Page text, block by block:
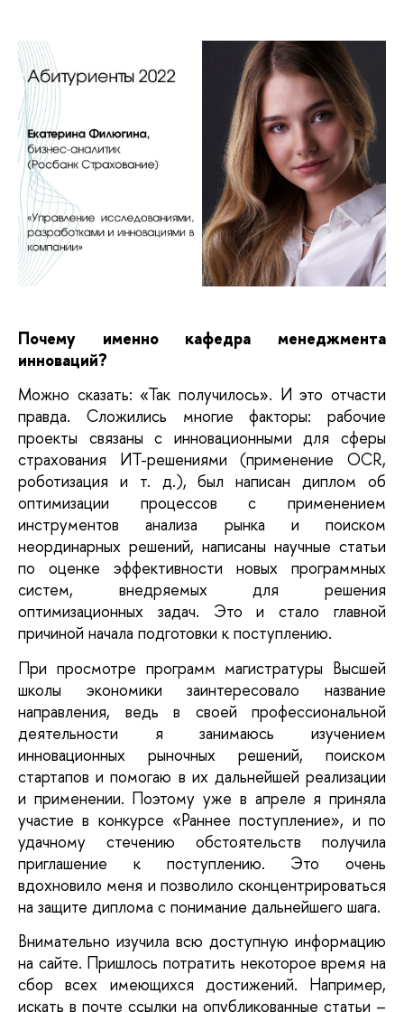
Почему именно кафедра менеджмента
инноваций?
Можно сказать: «Так получилось». И это отчасти
правда. Сложились многие факторы: рабочие
проекты связаны с инновационными для сферы
страхования ИТ-решениями (применение OCR,
роботизация и т. д.), был написан диплом об
оптимизации процессов с применением
инструментов анализа рынка и поиском
неординарных решений, написаны научные статьи
по оценке эффективности новых программных
систем, внедряемых для решения
оптимизационных задач. Это и стало главной
причиной начала подготовки к поступлению.
При просмотре программ магистратуры Высшей
школы экономики заинтересовало название
направления, ведь в своей профессиональной
деятельности я занимаюсь изучением
инновационных рыночных решений, поиском
стартапов и помогаю в их дальнейшей реализации
и применении. Поэтому уже в апреле я приняла
участие в конкурсе «Раннее поступление», и по
удачному стечению обстоятельств получила
приглашение к поступлению. Это очень
вдохновило меня и позволило сконцентрироваться
на защите диплома с понимание дальнейшего шага.
Внимательно изучила всю доступную информацию
на сайте. Пришлось потратить некоторое время на
сбор всех имеющихся достижений. Например,
искать в почте ссылки на опубликованные статьи –